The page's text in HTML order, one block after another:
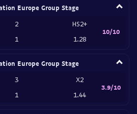
Europe Group Stage
2
1
HS2+
1.28
10/10
Europe Group Stage
3
1
X2
1.44
3.9/10